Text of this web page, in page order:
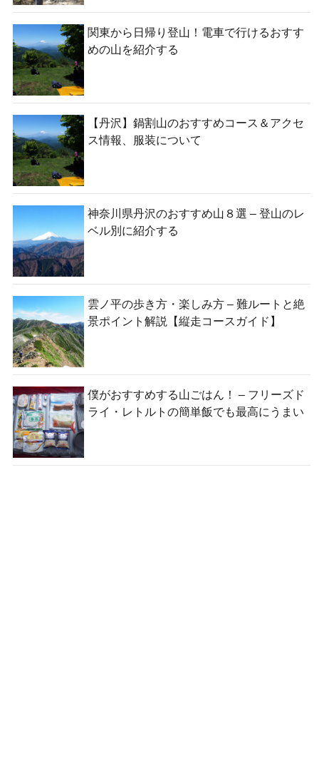
関東から日帰り登山！電車で行けるおすす
めの山を紹介する
【丹沢】鍋割山のおすすめコース＆アクセ
ス情報、服装について
神奈川県丹沢のおすすめ山８選 – 登山のレ
ベル別に紹介する
雲ノ平の歩き方・楽しみ方 – 難ルートと絶
景ポイント解説【縦走コースガイド】
僕がおすすめする山ごはん！ – フリーズド
ライ・レトルトの簡単飯でも最高にうまい